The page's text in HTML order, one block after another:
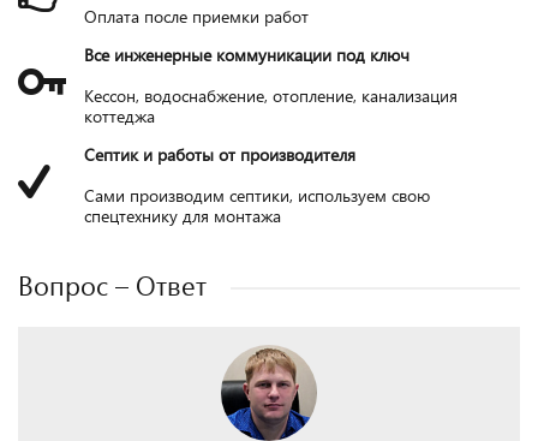
Оплата после приемки работ
Все инженерные коммуникации под ключ
Кессон, водоснабжение, отопление, канализация
коттеджа
Септик и работы от производителя
Сами производим септики, используем свою
спецтехнику для монтажа
Вопрос – Ответ